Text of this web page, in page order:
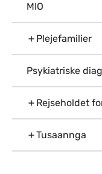
MIO
Plejefamilier
Psykiatriske
Rejseholdet
Tusaannga